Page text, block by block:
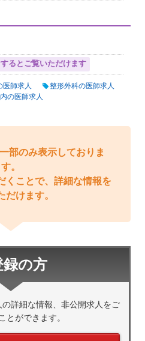
するとご覧いただけます
医師求人
整形外科の医師求人
の医師求人
部のみ表示しておりま
す。
くことで、詳細な情報を
だけます。
録の方
詳細な情報、非公開求人をご
とができます。